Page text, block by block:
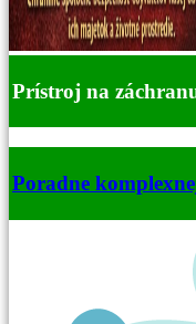
Prístroj na
Poradne